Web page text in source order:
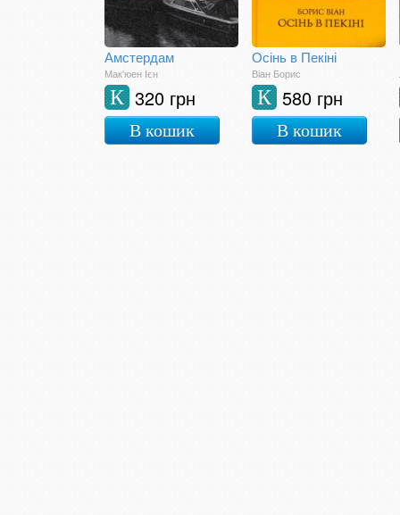
Амстердам
Мак'юен Ієн
320 грн
К
В кошик
Осінь в Пекіні
Віан Борис
580 грн
К
В кошик